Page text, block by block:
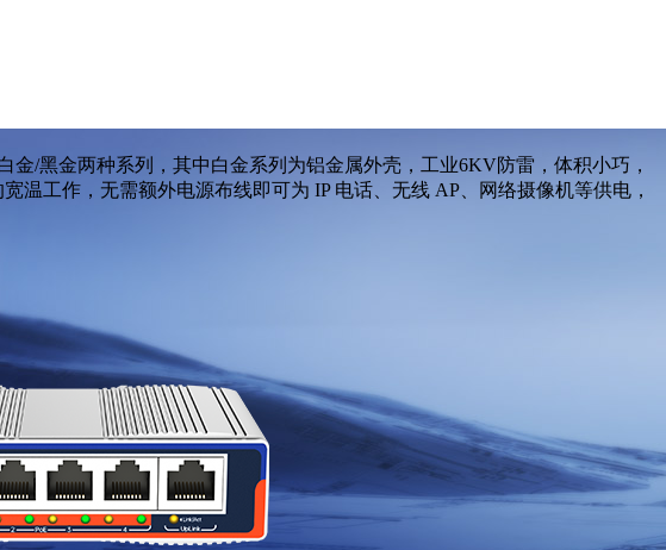
/黑金两种系列，其中白金系列为铝金属外壳，工业6KV防雷，体积小巧，
温工作，无需额外电源布线即可为 IP 电话、无线 AP、网络摄像机等供电，